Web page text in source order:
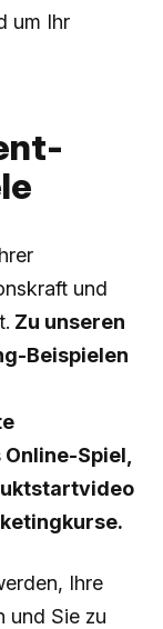
um Ihr
und
Zu unseren
Beispielen
Spiel,
Ihre
und Sie zu